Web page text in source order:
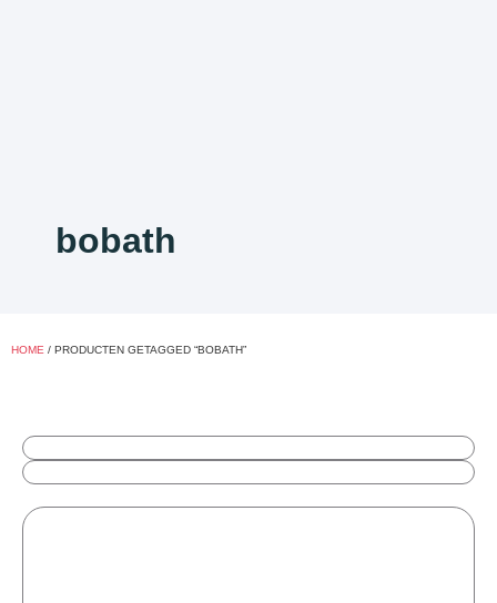
bobath
HOME / PRODUCTEN GETAGGED “BOBATH”